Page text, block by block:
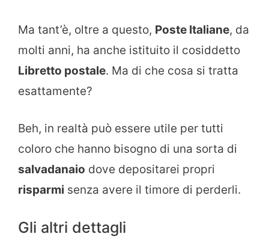
Ma tant’è, oltre a questo, Poste Italiane, da
molti anni, ha anche istituito il cosiddetto
Libretto postale. Ma di che cosa si tratta
esattamente?
Beh, in realtà può essere utile per tutti
coloro che hanno bisogno di una sorta di
salvadanaio dove depositarei propri
risparmi senza avere il timore di perderli.
Gli altri dettagli